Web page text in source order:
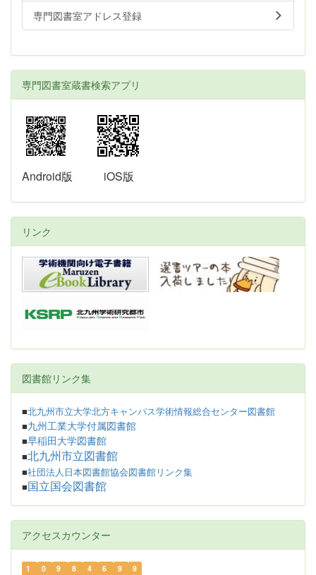
専門図書室アドレス登録
専門図書室蔵書検索アプリ
Android版 iOS版
リンク
図書館リンク集
■北九州市立大学北方キャンパス学術情報総合センター図書館
■九州工業大学付属図書館
■早稲田大学図書館
■北九州市立図書館
■社団法人日本図書館協会図書館リンク集
■ 国立国会図書館
アクセスカウンター
1 0 9 8 4 6 9 9